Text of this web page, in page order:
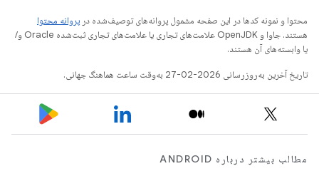
محتوا و نمونه کدها در این صفحه مشمول پروانه‌های توصیف‌شده در پروانه محتوا
هستند. جاوا و OpenJDK علامت‌های تجاری یا علامت‌های تجاری ثبت‌شده Oracle و/
یا وابسته‌های آن هستند.
تاریخ آخرین به‌روزرسانی 2026-02-27 به‌وقت ساعت هماهنگ جهانی.
مطالب بیشتر درباره ANDROID